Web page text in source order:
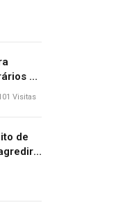
de
do
Visitas
de
no